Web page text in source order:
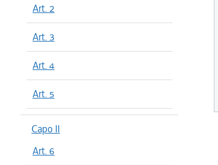
Art. 2
Art. 3
Art. 4
Art. 5
Capo II
Art. 6